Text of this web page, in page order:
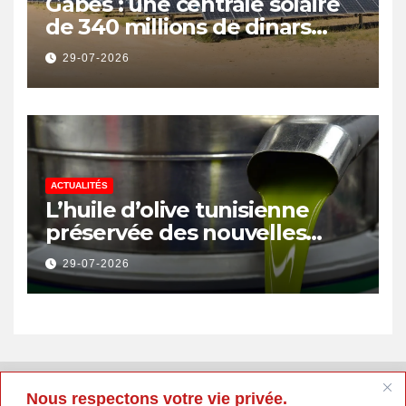
Nous respectons votre vie privée.
de 340 millions de dinars
pour renforcer la transition
énergétique et créer 400
emplois
29-07-2026
ACTUALITÉS
L’huile d’olive tunisienne
préservée des nouvelles
surtaxes américaines de
Donald Trump
29-07-2026